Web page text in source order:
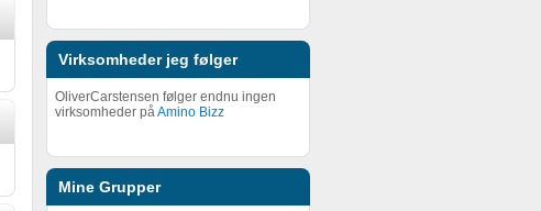
Virksomheder jeg følger
OliverCarstensen følger endnu ingen
virksomheder påAmino Bizz
Mine Grupper